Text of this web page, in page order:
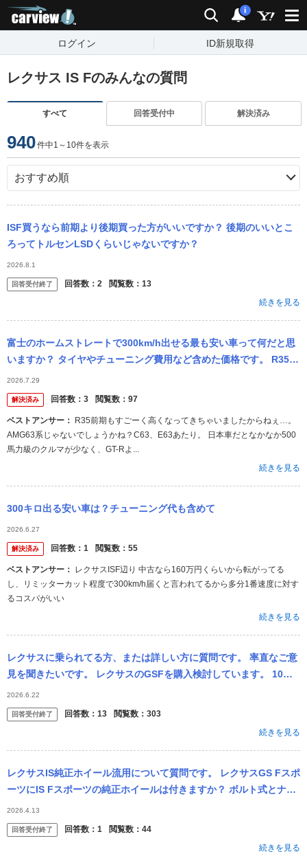
検索 通知
i
ログイン ID新規取得
レクサス IS Fのみんなの質問
すべて 回答受付中 解決済み
940件中1～10件を表示
ISF買うなら前期より後期買った方がいいですか？ 後期のいいとこ
ろってトルセンLSDくらいじゃないですか？
2026.8.1
回答受付終了 回答数： 2 閲覧数： 13
続きを見る
富士のホームストレートで300km/h出せる最も安い車って何だと思
いますか？ タイヤやチューニング費用など含めた価格です。 R35前
期をそのまま使うこと以上に安いものって考えられますか？
2026.7.29
解決済み 回答数： 3 閲覧数： 97
ベストアンサー：
AMG63系じゃないでしょうかね？C63、E63あたり。 日本車だとなかなか500
馬力級のクルマが少なく、GT-Rよ...
続きを見る
300キロ出る安い車は？チューニング代も含めて
2026.6.27
解決済み 回答数： 1 閲覧数： 55
ベストアンサー：
し、リミッターカット程度で300km/h届くと言われてるから多分1番速度に対す
るコスパがいい
続きを見る
レクサスに乗られてる方、または詳しい方に質問です。 率直なご意
見を聞きたいです。 レクサスのGSFを購入検討しています。 10年
フルローンで購入予定ですが、今から10年ってなると完済時には1
8...
2026.6.22
回答受付終了 回答数： 13 閲覧数： 303
続きを見る
レクサスIS純正ホイール流用について質問です。 レクサスGS Fスポ
ーツにIS Fスポーツの純正ホイールは付きますか？ ボルト式とナッ
ト式で不可能でしょうか？
2026.4.13
回答受付終了 回答数： 1 閲覧数： 44
続きを見る